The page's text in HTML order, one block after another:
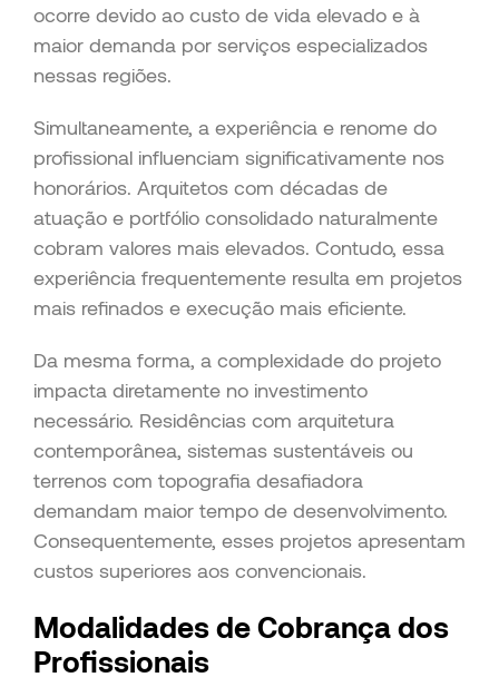
ocorre devido ao custo de vida elevado e à
maior demanda por serviços especializados
nessas regiões.
Simultaneamente, a experiência e renome do
profissional influenciam significativamente nos
honorários. Arquitetos com décadas de
atuação e portfólio consolidado naturalmente
cobram valores mais elevados. Contudo, essa
experiência frequentemente resulta em projetos
mais refinados e execução mais eficiente.
Da mesma forma, a complexidade do projeto
impacta diretamente no investimento
necessário. Residências com arquitetura
contemporânea, sistemas sustentáveis ou
terrenos com topografia desafiadora
demandam maior tempo de desenvolvimento.
Consequentemente, esses projetos apresentam
custos superiores aos convencionais.
Modalidades de Cobrança dos
Profissionais